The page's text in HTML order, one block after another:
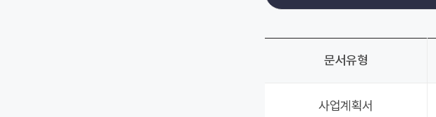
문서유형
사업계획서